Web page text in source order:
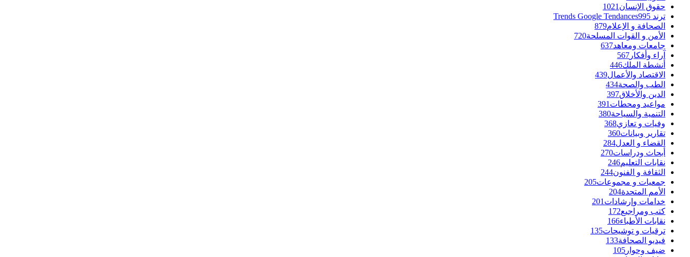
حقوق الإنسان 1021
ترند Trends Google Tendances 995
الصحافة و الإعلام879
الأمن و القوات المسلحة720
جامعات ومعاهد637
آراء وأفكار 567
أنشطة الملك446
الاقتصاد والأعمال439
الطب والصحة434
الدين والأخلاق397
مواعيد ومحطات 391
التنمية والسياحة380
وفيات و تعازي368
تقارير وبيانات360
القضاء و العدل284
أبحاث ودراسات270
نقابات التعليم246
الثقافة و الفنون244
جمعيات و مجموعات205
الأمم المتحدة204
خدامات وإرشادات 201
كتب ومراجيع172
نقابات الأطباء166
ترقيات و توشيحات135
فيديو الصحافة133
ضيف وحوار 105